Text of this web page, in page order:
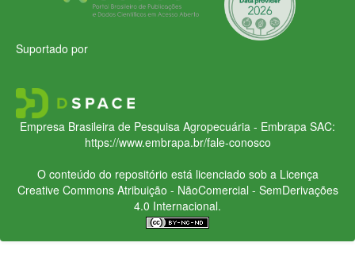
Suportado por
Empresa Brasileira de Pesquisa Agropecuária - Embrapa SAC:
https://www.embrapa.br/fale-conosco
O conteúdo do repositório está licenciado sob a Licença
Creative CommonsAtribuição - NãoComercial - SemDerivações
4.0 Internacional.